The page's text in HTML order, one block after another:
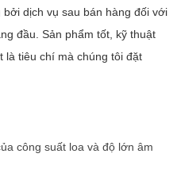
dịch vụ sau bán hàng đối với
đầu. Sản phẩm tốt, kỹ thuật
là tiêu chí mà chúng tôi đặt
công suất loa và độ lớn âm